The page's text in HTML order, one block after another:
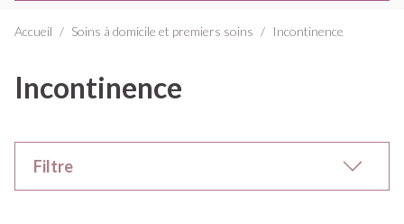
Accueil / Soins à domicile et premiers soins / Incontinence
Incontinence
Filtre